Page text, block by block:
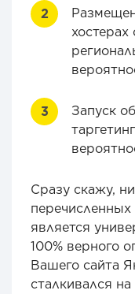
Запуск
Сразу скажу,
перечисленных
является
100% верного
Вашего сайта
сталкивался